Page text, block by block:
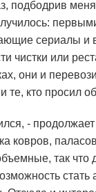
подбодрив
сериалы
чистки или
они и
кто просил
-
ковров,
так что